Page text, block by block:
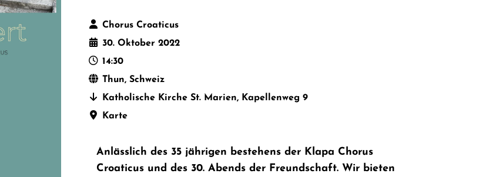
Chorus Croaticus
30. Oktober 2022
14:30
Thun, Schweiz
Katholische Kirche St. Marien, Kapellenweg 9
Karte
Anlässlich des 35 jährigen bestehens der Klapa Chorus
Croaticus und des 30. Abends der Freundschaft. Wir bieten